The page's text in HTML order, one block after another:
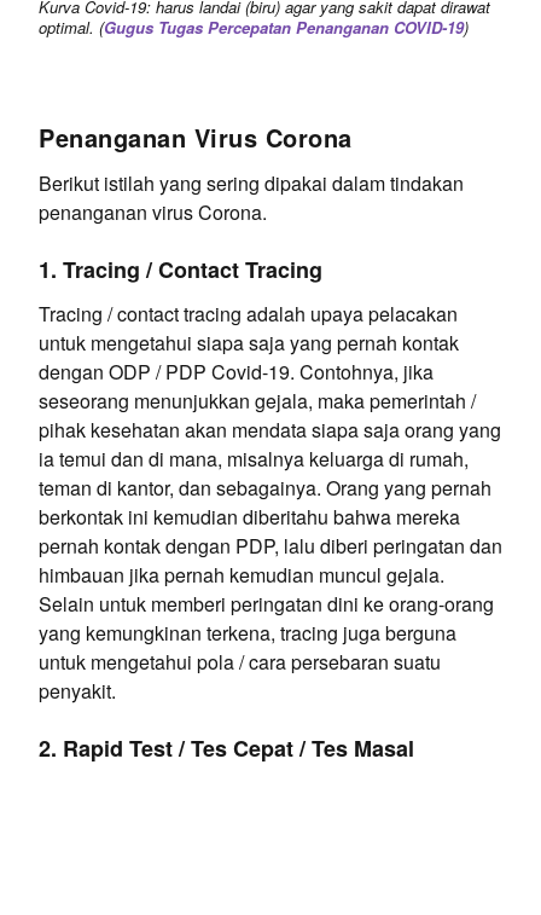
Kurva Covid-19: harus landai (biru) agar yang sakit dapat dirawat
optimal. (Gugus Tugas Percepatan Penanganan COVID-19)
Penanganan Virus Corona
Berikut istilah yang sering dipakai dalam tindakan
penanganan virus Corona.
1. Tracing / Contact Tracing
Tracing / contact tracing adalah upaya pelacakan
untuk mengetahui siapa saja yang pernah kontak
dengan ODP / PDP Covid-19. Contohnya, jika
seseorang menunjukkan gejala, maka pemerintah /
pihak kesehatan akan mendata siapa saja orang yang
ia temui dan di mana, misalnya keluarga di rumah,
teman di kantor, dan sebagainya. Orang yang pernah
berkontak ini kemudian diberitahu bahwa mereka
pernah kontak dengan PDP, lalu diberi peringatan dan
himbauan jika pernah kemudian muncul gejala.
Selain untuk memberi peringatan dini ke orang-orang
yang kemungkinan terkena, tracing juga berguna
untuk mengetahui pola / cara persebaran suatu
penyakit.
2. Rapid Test / Tes Cepat / Tes Masal